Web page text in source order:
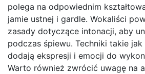
polega na odpowiednim
jamie ustnej i gardle. Wokaliści
zasady dotyczące intonacji, aby
podczas śpiewu. Techniki takie
dodają ekspresji i emocji do
Warto również zwrócić uwagę na